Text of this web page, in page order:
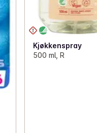
Kjøkkenspray
500 ml, R